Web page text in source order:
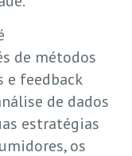
de métodos
feedback
de dados
estratégias
os